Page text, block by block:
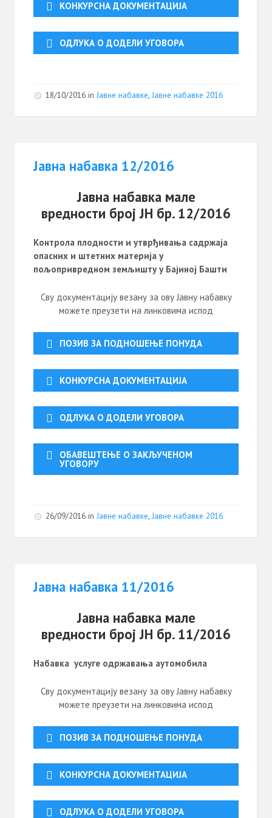
КОНКУРСНА ДОКУМЕНТАЦИЈА
ОДЛУКА О ДОДЕЛИ УГОВОРА
18/10/2016 in Јавне набавке, Јавне набавке 2016
Јавна набавка 12/2016
Јавна набавка мале
вредности број ЈН бр. 12/2016
Kонтрола плодности и утврђивања садржаја
опасних и штетних материја у
пољопривредном земљишту у Бајиној Башти
Сву документацију везану за ову Јавну набавку
можете преузети на линковима испод
ПОЗИВ ЗА ПОДНОШЕЊЕ ПОНУДА
КОНКУРСНА ДОКУМЕНТАЦИЈА
ОДЛУКА О ДОДЕЛИ УГОВОРА
ОБАВЕШТЕЊЕ О ЗАКЉУЧЕНОМ
УГОВОРУ
26/09/2016 in Јавне набавке, Јавне набавке 2016
Јавна набавка 11/2016
Јавна набавка мале
вредности број ЈН бр. 11/2016
Набавка услуге одржавања аутомобила
Сву документацију везану за ову Јавну набавку
можете преузети на линковима испод
ПОЗИВ ЗА ПОДНОШЕЊЕ ПОНУДА
КОНКУРСНА ДОКУМЕНТАЦИЈА
ОДЛУКА О ДОДЕЛИ УГОВОРА